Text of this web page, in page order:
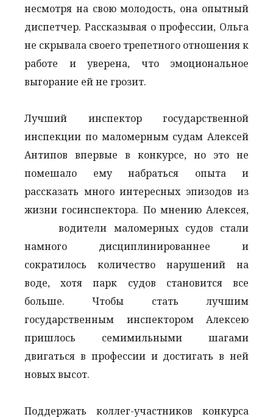
несмотря на свою молодость, она опытный
диспетчер. Рассказывая о профессии, Ольга
не скрывала своего трепетного отношения к
работе и уверена, что эмоциональное
выгорание ей не грозит.
Лучший инспектор государственной
инспекции по маломерным судам Алексей
Антипов впервые в конкурсе, но это не
помешало ему набраться опыта и
рассказать много интересных эпизодов из
жизни госинспектора. По мнению Алексея,
водители маломерных судов стали
намного дисциплинированнее и
сократилось количество нарушений на
воде, хотя парк судов становится все
больше. Чтобы стать лучшим
государственным инспектором Алексею
пришлось семимильными шагами
двигаться в профессии и достигать в ней
новых высот.
Поддержать коллег-участников конкурса